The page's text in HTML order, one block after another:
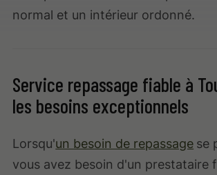
normal et un intérieur ordonné.
Service repassage fiable à
les besoins exceptionnels
Lorsqu'un besoin de repassage se
vous avez besoin d'un prestataire